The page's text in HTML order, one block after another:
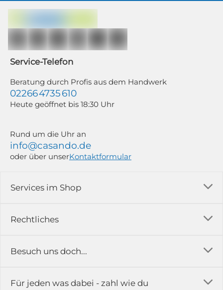
casando (Holz-Richter GmbH) sowie zur Interessen-Analyse durch
jederzeit mit Wirkung für die Zukunft und ohne Angabe von Gründen
Weitere Informationen findest du in unserer Datenschutzerklärung.
Rechtliches
Impressum
Rückgabe & Reklamation
Services im Shop
Versandkosten
Erfahrungsberichte & Bewertungen
Kontakt
Besuch uns doch...
in der Ausstellung...
Service-Telefon
Beratung durch Profis aus dem Handwerk
02266 4735 610
Heute geöffnet bis 18:30 Uhr
Rund um die Uhr an
info@casando.de
oder über unserKontaktformular
Für jeden was dabei - zahl wie du